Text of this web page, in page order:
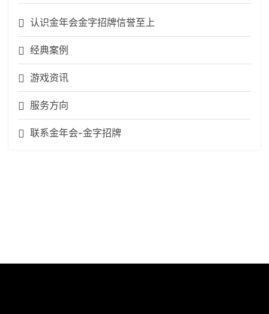
认识金年会金字招牌信誉至上
经典案例
游戏资讯
服务方向
联系金年会-金字招牌